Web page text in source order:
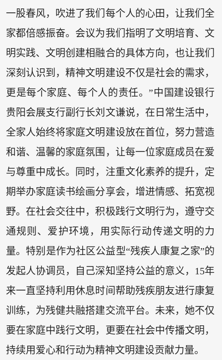
一股春风，吹进了我们每个人的心田，让我们全
家都倍感振奋。会议为我们指明了文明培育、文
明实践、文明创建相融合的具体方向，也让我们
深刻认识到，精神文明建设不仅是社会的需求，
更是每个家庭、每个人的责任。”中国建设银行
贵阳会展支行副行长刘文谦说，在日常生活中，
全家人始终将家庭文明建设放在首位，努力营造
和谐、温馨的家庭氛围，让每一位家庭成员在爱
与尊重中成长。同时，注重文化素养的提升，定
期举办家庭读书绘画分享会，增进情感、拓宽视
野。在社会交往中，积极践行文明行为，遵守交
通规则、爱护环境，用实际行动传递文明的力
量。特别是作为社区公益型“残疾人康复之家”的
发起人协调员，自己深知坚持公益的意义，15年
来一直坚持利用休息时间帮助残疾朋友进行康复
训练，为残健共融搭建交流平台。未来，她不仅
要在家庭中践行文明，更要在社会中传播文明，
持续用爱心和行动为精神文明建设贡献力量。